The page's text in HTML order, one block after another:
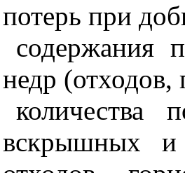
потерь при
содержания
недр
количества
вскрышных и